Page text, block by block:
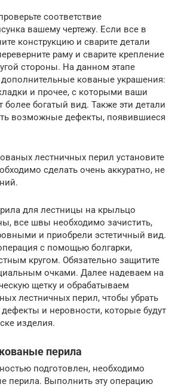
соответствие
вашему чертежу. Если все в
конструкцию и сварите детали
раму и сварите крепление
стороны. На данном этапе
кованые украшения:
и прочее, с которыми ваши
более богатый вид. Также эти детали
возможные дефекты, появившиеся
лестничных перил установите
сделать очень аккуратно, не
для лестницы на крыльцо
все швы необходимо зачистить,
и приобрели эстетичный вид.
с помощью болгарки,
кругом. Обязательно защитите
очками. Далее надеваем на
щетку и обрабатываем
лестничных перил, чтобы убрать
и неровности, которые будут
изделия.
перила
подготовлен, необходимо
перила. Выполнить эту операцию